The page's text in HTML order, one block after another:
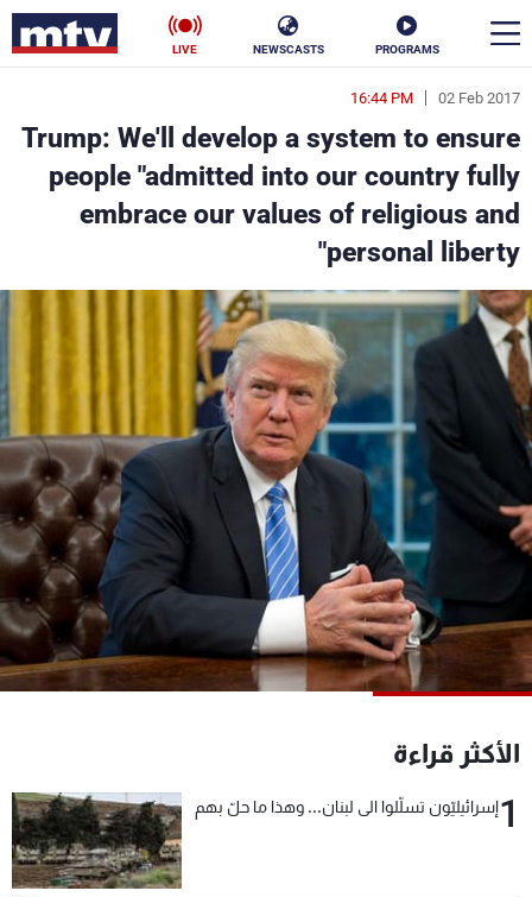
PROGRAMS
NEWSCASTS
LIVE
02 Feb 2017
16:44 PM
Trump: We'll develop a system to ensure
people "admitted into our country fully
embrace our values of religious and
personal liberty"
الأكثر قراءة
1إسرائيليّون تسلّلوا الى لبنان... وهذا ما حلّ بهم
en
الأخبار
سياسة ناس
إقتصاد
منوعات رياضة
كأس العالم
البرامج
جدول البرامج
شاهد البرامج
الإنـتـاج
وظائف
تواصل معنا